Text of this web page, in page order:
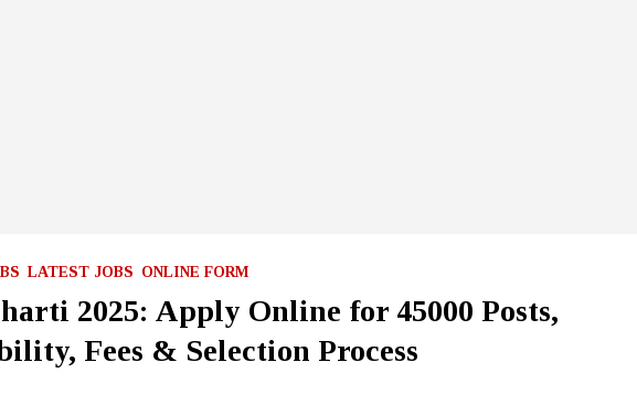
LATEST JOBS ONLINE FORM
2025: Apply Online for 45000 Posts,
Fees & Selection Process